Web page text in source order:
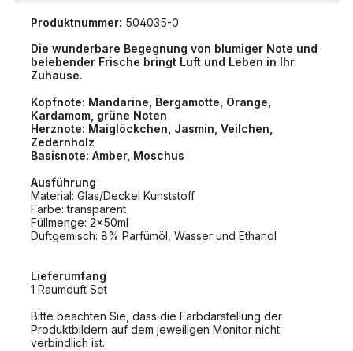
Produktnummer: 504035-0
Die wunderbare Begegnung von blumiger Note und
belebender Frische bringt Luft und Leben in Ihr
Zuhause.
Kopfnote: Mandarine, Bergamotte, Orange,
Kardamom, grüne Noten
Herznote: Maiglöckchen, Jasmin, Veilchen,
Zedernholz
Basisnote: Amber, Moschus
Ausführung
Material: Glas/Deckel Kunststoff
Farbe: transparent
Füllmenge: 2x50ml
Duftgemisch: 8% Parfümöl, Wasser und Ethanol
Lieferumfang
1 Raumduft Set
Bitte beachten Sie, dass die Farbdarstellung der
Produktbildern auf dem jeweiligen Monitor nicht
verbindlich ist.